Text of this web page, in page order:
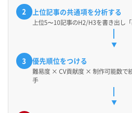
2 上位記事の共通項を分析する
上位5〜10記事のH2/H3を書き出し
▼
3 優先順位をつける
難易度 × CV貢献度 × 制作可能数で
手
▼